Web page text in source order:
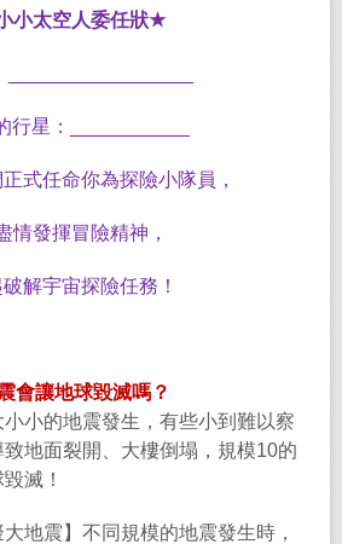
小太空人委任狀★
行星：
式任命你為探險小隊員，
情發揮冒險精神，
解宇宙探險任務！
會讓地球毀滅嗎？
小的地震發生，有些小到難以察
地面裂開、大樓倒塌，規模10的
滅！
大地震】不同規模的地震發生時，